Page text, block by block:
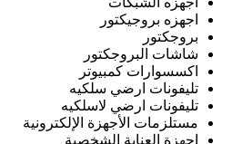
اجهزه بروجيكتور
بروجكتور
شاشات البروجكتور
اكسسوارات كمبيوتر
تليفونات ارضي سلكيه
تليفونات ارضي لاسلكيه
مستلزمات الأجهزة الإلكترونية
اجهزة العناية الشخصية